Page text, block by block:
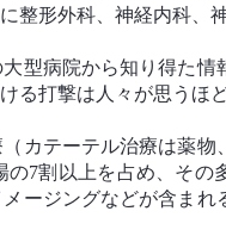
形外科、神経内科、
型病院から知り得た情
る打撃は人々が思うほ
カテーテル治療は薬物
7割以上を占め、その
ージングなどが含まれ